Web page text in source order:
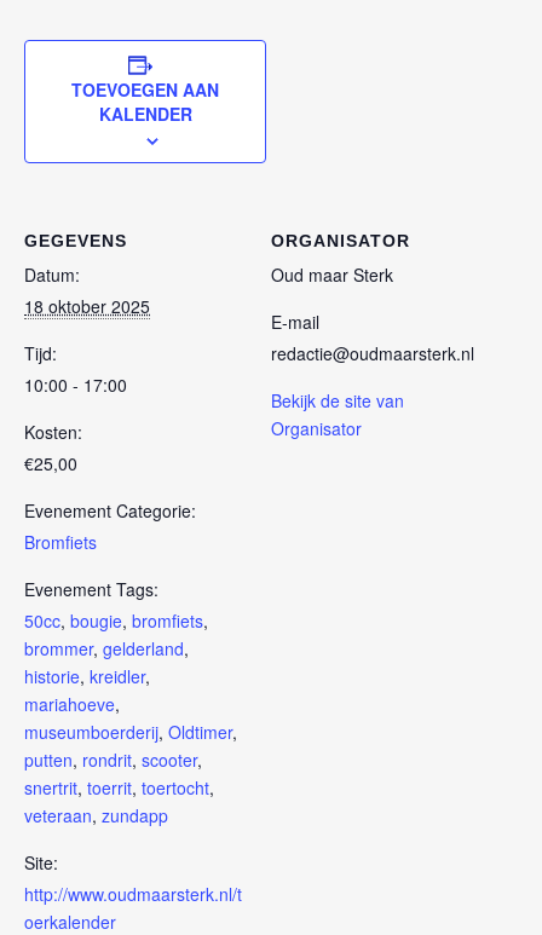
TOEVOEGEN AAN
KALENDER
GEGEVENS
Datum:
18 oktober 2025
Tijd:
10:00 - 17:00
Kosten:
€25,00
Evenement Categorie:
Bromfiets
Evenement Tags:
50cc, bougie, bromfiets,
brommer, gelderland,
historie, kreidler,
mariahoeve,
museumboerderij, Oldtimer,
putten, rondrit, scooter,
snertrit, toerrit, toertocht,
veteraan, zundapp
Site:
http://www.oudmaarsterk.nl/t
oerkalender
ORGANISATOR
Oud maar Sterk
E-mail
redactie@oudmaarsterk.nl
Bekijk de site van
Organisator